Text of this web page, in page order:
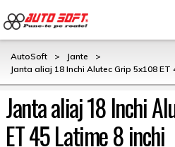
AutoSoft > Jante
>
Janta aliaj 18 Inchi Alutec Grip 5x108 ET
Janta aliaj 18 Inchi
ET 45 Latime 8 inchi